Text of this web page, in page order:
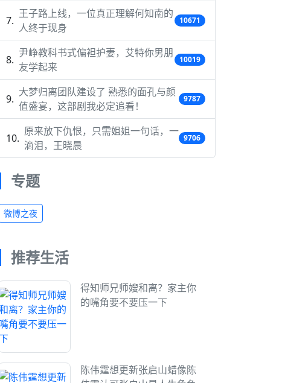
王子路上线，一位真正理解何知南的
人终于现身
10671
尹峥教科书式偏袒护妻，艾特你男朋
友学起来
10019
大梦归离团队建设了 熟悉的面孔与颜
值盛宴，这部剧我必定追看！
9787
原来放下仇恨，只需姐姐一句话，一
滴泪，王晓晨
9706
专题
微博之夜
推荐生活
得知师兄师嫂和离？家主你
的嘴角要不要压一下
陈伟霆想更新张启山蜡像陈